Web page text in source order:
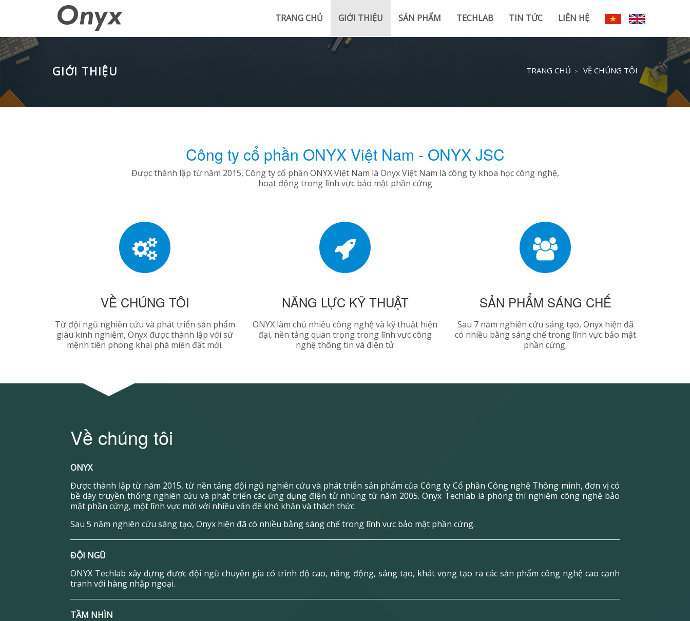
TRANG CHỦ GIỚI THIỆU SẢN PHẨM TECHLAB TIN TỨC LIÊN HỆ
GIỚI THIỆU TRANG CHỦ VỀ CHÚNG TÔI
Công ty cổ phần ONYX Việt Nam - ONYX JSC
Được thành lập từ năm 2015, Công ty cổ phần ONYX Việt Nam là Onyx Việt Nam là công ty khoa học công nghệ,
hoạt động trong lĩnh vực bảo mật phần cứng
VỀ CHÚNG TÔI
Từ đội ngũ nghiên cứu và phát triển sản phẩm
giàu kinh nghiệm, Onyx được thành lập với sứ
mệnh tiên phong khai phá miền đất mới.
NĂNG LỰC KỸ THUẬT
ONYX làm chủ nhiều công nghệ và kỹ thuật hiện
đại, nền tảng quan trọng trong lĩnh vực công
nghệ thông tin và điện tử
SẢN PHẨM SÁNG CHẾ
Sau 7 năm nghiên cứu sáng tạo, Onyx hiện đã
có nhiều bằng sáng chế trong lĩnh vực bảo mật
phần cứng.
Về chúng tôi
ONYX
Được thành lập từ năm 2015, từ nền tảng đội ngũ nghiên cứu và phát triển sản phẩm của Công ty Cổ phần Công nghệ Thông minh, đơn vị có
bề dày truyền thống nghiên cứu và phát triển các ứng dụng điện tử nhúng từ năm 2005. Onyx Techlab là phòng thí nghiệm công nghệ bảo
mật phần cứng, một lĩnh vực mới với nhiều vấn đề khó khăn và thách thức.
Sau 5 năm nghiên cứu sáng tạo, Onyx hiện đã có nhiều bằng sáng chế trong lĩnh vực bảo mật phần cứng.
ĐỘI NGŨ
ONYX Techlab xây dựng được đội ngũ chuyên gia có trình độ cao, năng động, sáng tạo, khát vọng tạo ra các sản phẩm công nghệ cao cạnh
tranh với hàng nhập ngoại.
TẦM NHÌN